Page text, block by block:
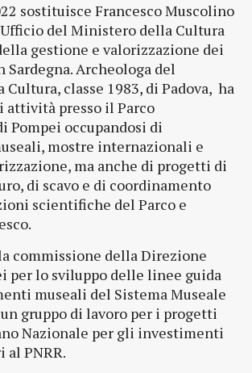
sostituisce Francesco Muscolino
del Ministero della Cultura
gestione e valorizzazione dei
Archeologa del
classe 1983, di Padova, ha
presso il Parco
Pompei occupandosi di
mostre internazionali e
ma anche di progetti di
di scavo e di coordinamento
scientifiche del Parco e
commissione della Direzione
per lo sviluppo delle linee guida
museali del Sistema Museale
gruppo di lavoro per i progetti
Nazionale per gli investimenti
PNRR.